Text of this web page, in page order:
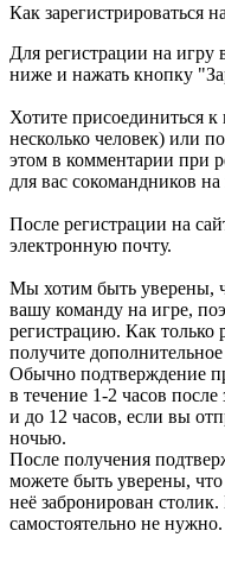
Как зарегистрироваться
Для регистрации на
ниже и нажать кнопку
Хотите присоединиться
несколько человек) или
этом в комментарии при
для вас сокомандников на
После регистрации на
электронную почту.
Мы хотим быть уверены,
вашу команду на игре,
регистрацию. Как только
получите
Обычно подтверждение
в течение 1-2 часов
и до 12 часов, если вы
ночью.
После получения
можете быть уверены,
неё забронирован
самостоятельно не нужно.